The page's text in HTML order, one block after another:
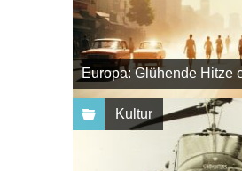
Europa: Glühende Hitze
Kultur